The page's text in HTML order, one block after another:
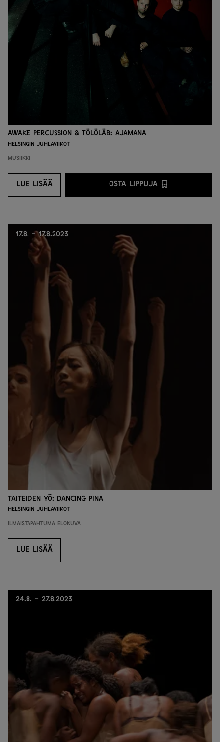
Awake Percussion & Tölöläb: Ajamana
Helsingin juhlaviikot
Musiikki
LUE LISÄÄ
LUE LISÄÄ OSTA LIPPUJA
OSTA LIPPUJA
17.8. - 17.8.2023
Taiteiden yö: Dancing Pina
Helsingin juhlaviikot
Ilmaistapahtuma Elokuva
LUE LISÄÄ
LUE LISÄÄ
24.8. - 27.8.2023